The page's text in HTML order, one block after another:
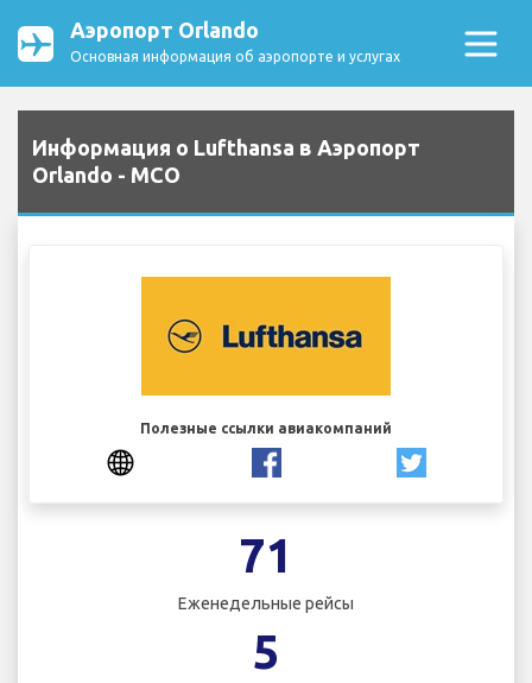
Аэропорт Orlando
Основная информация об аэропорте и услугах
Информация о Lufthansa в Аэропорт
Orlando - MCO
Полезные ссылки авиакомпаний
71
Еженедельные рейсы
5